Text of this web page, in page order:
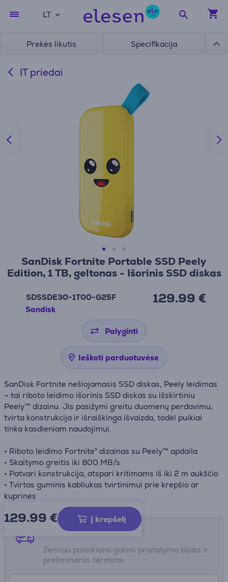
LT
Prekės likutis Specifikacija
IT priedai
SanDisk Fortnite Portable SSD Peely
Edition, 1 TB, geltonas - Išorinis SSD diskas
SDSSDE30-1T00-G25F
Sandisk
129.99 €
Palyginti
Ieškoti parduotuvėse
SanDisk Fortnite nešiojamasis SSD diskas, Peely leidimas
– tai riboto leidimo išorinis SSD diskas su išskirtiniu
Peely™ dizainu. Jis pasižymi greitu duomenų perdavimu,
tvirta konstrukcija ir išraiškinga išvaizda, todėl puikiai
tinka kasdieniam naudojimui.
• Riboto leidimo Fortnite® dizainas su Peely™ apdaila
• Skaitymo greitis iki 800 MB/s
• Patvari konstrukcija, atspari kritimams iš iki 2 m aukščio
• Tvirtas guminis kabliukas tvirtinimui prie krepšio ar
kuprinės
129.99 € Į krepšelį
Pristatymo būdai
Žemiau pateikiami galimi pristatymo būdai ir
preliminarūs terminai